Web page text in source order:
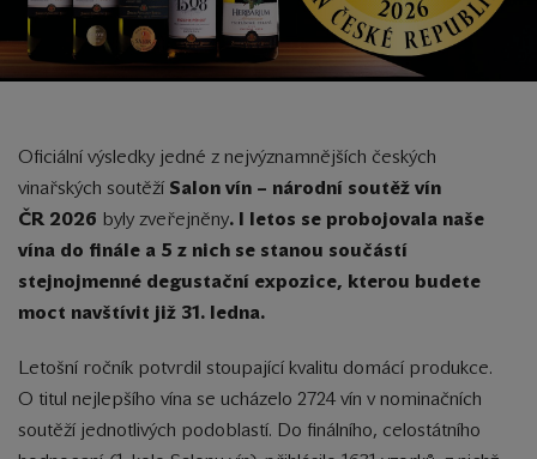
Oficiální výsledky jedné z nejvýznamnějších českých
vinařských soutěží Salon vín – národní soutěž vín
ČR 2026 byly zveřejněny. I letos se probojovala naše
vína do finále a 5 z nich se stanou součástí
stejnojmenné degustační expozice, kterou budete
moct navštívit již 31. ledna.
Letošní ročník potvrdil stoupající kvalitu domácí produkce.
O titul nejlepšího vína se ucházelo 2724 vín v nominačních
soutěží jednotlivých podoblastí. Do finálního, celostátního